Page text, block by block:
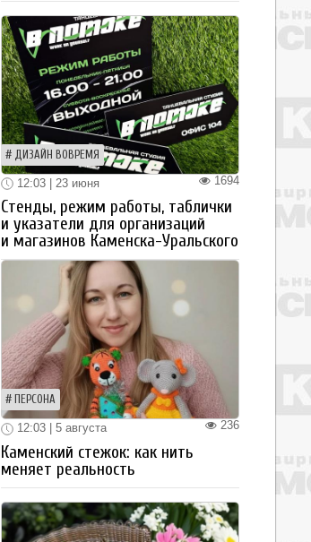
ДИЗАЙН ВОВРЕМЯ
1694
12:03 | 23 июня
Стенды, режим работы, таблички
и указатели для организаций
и магазинов Каменска-Уральского
ПЕРСОНА
236
12:03 | 5 августа
Каменский стежок: как нить
меняет реальность